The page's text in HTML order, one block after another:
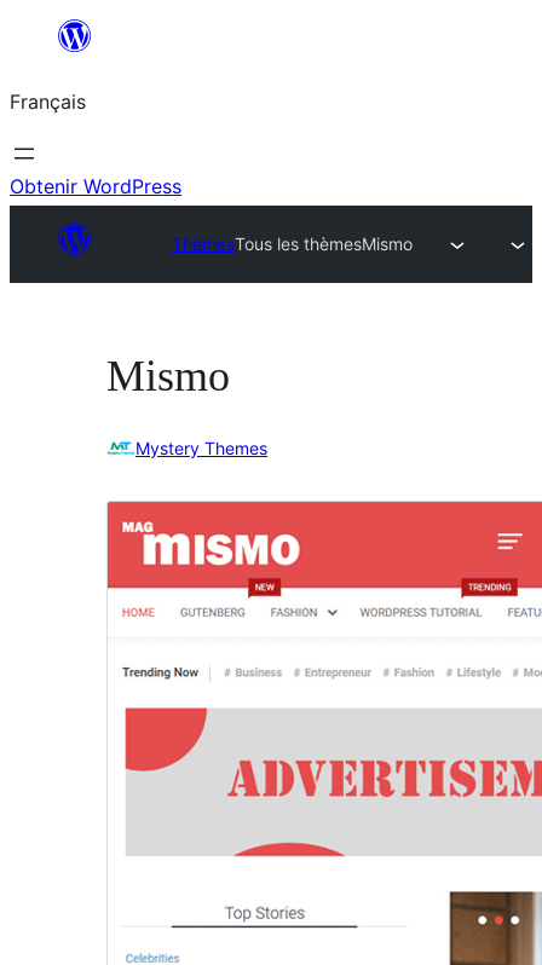
contenu
Français
Obtenir WordPress
ThèmesTous les thèmesMismo
Mismo
Mystery Themes